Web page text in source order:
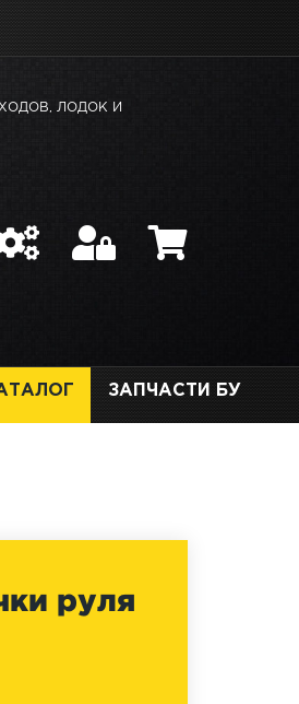
ЛОДОК И
ЗАПЧАСТИ БУ
руля